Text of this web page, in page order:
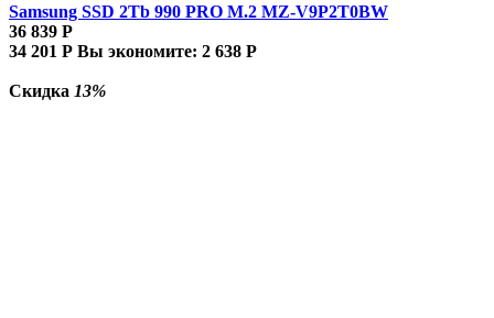
Samsung SSD 2Tb 990 PRO M.2 MZ-V9P2T0BW
36 839 Р
34 201 Р Вы экономите: 2 638 Р
Скидка 13%